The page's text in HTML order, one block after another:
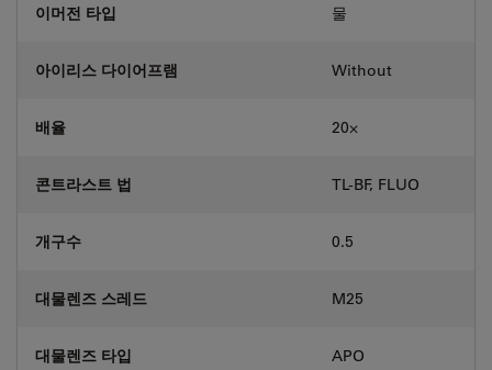
이머전 타입 물
아이리스 다이어프램 Without
배율 20⨉
콘트라스트 법 TL-BF, FLUO
개구수 0.5
대물렌즈 스레드 M25
대물렌즈 타입 APO